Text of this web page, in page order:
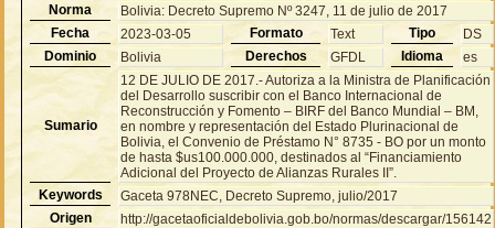
Norma
Bolivia: Decreto Supremo Nº 3247, 11 de julio de 2017
Fecha
2023-03-05 Formato Text Tipo
DS
Dominio
Bolivia Derechos GFDL Idioma es
Sumario
12 DE JULIO DE 2017.- Autoriza a la Ministra de Planificación
del Desarrollo suscribir con el Banco Internacional de
Reconstrucción y Fomento – BIRF del Banco Mundial – BM,
en nombre y representación del Estado Plurinacional de
Bolivia, el Convenio de Préstamo N° 8735 - BO por un monto
de hasta $us100.000.000, destinados al “Financiamiento
Adicional del Proyecto de Alianzas Rurales II”.
Keywords
Gaceta 978NEC, Decreto Supremo, julio/2017
Origen
http://gacetaoficialdebolivia.gob.bo/normas/descargar/156142